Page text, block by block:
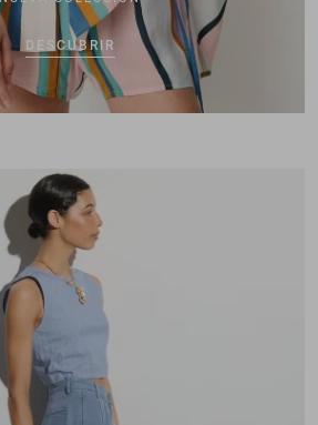
DESCUBRIR